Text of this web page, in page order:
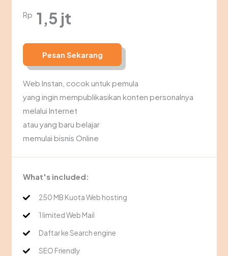
Rp 1,5 jt
Pesan Sekarang
Web Instan, cocok untuk pemula
yang ingin mempublikasikan konten personalnya
melalui Internet
atau yang baru belajar
memulai bisnis Online
What's included:
250 MB Kuota Web hosting
1 limited Web Mail
Daftar ke Search engine
SEO Friendly